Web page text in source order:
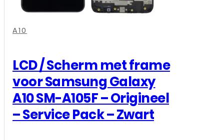
A10
LCD / Scherm met frame
voor Samsung Galaxy
A10 SM-A105F – Origineel
– Service Pack – Zwart